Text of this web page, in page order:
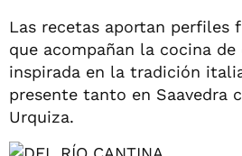
Las recetas aportan perfiles
que acompañan la cocina
inspirada en la tradición
presente tanto en Saavedra
Urquiza.